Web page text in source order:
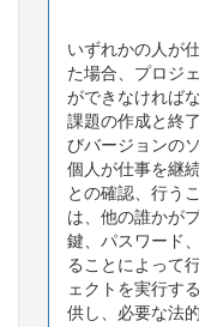
いずれかの人が
た場合、プロジ
ができなければ
課題の作成と終
びバージョンの
個人が仕事を継
との確認、行う
は、他の誰かが
鍵、パスワード
ることによって
ェクトを実行す
供し、必要な法